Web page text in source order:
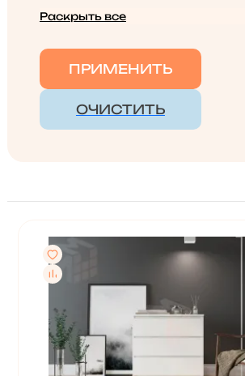
Раскрыть все
ПРИМЕНИТЬ
ОЧИСТИТЬ